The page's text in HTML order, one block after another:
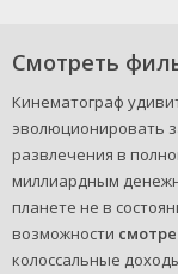
Смотреть
Кинематограф
эволюционировать
развлечения в
миллиардным
планете не в
возможности
колоссальные